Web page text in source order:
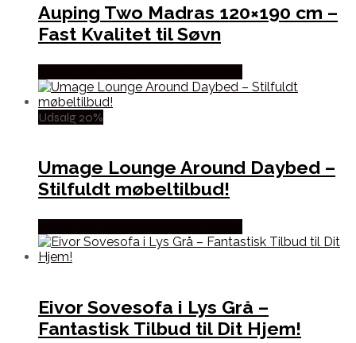
Auping Two Madras 120×190 cm –
Fast Kvalitet til Søvn
Udsalg 20%
Umage Lounge Around Daybed –
Stilfuldt møbeltilbud!
Eivor Sovesofa i Lys Grå –
Fantastisk Tilbud til Dit Hjem!